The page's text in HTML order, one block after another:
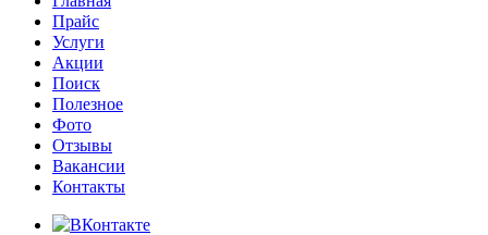
Прайс
Услуги
Акции
Поиск
Полезное
Фото
Отзывы
Вакансии
Контакты